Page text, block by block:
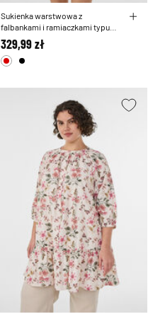
Sukienka warstwowa z
falbankami i ramiaczkami typu
spaghetti
329,99 zł